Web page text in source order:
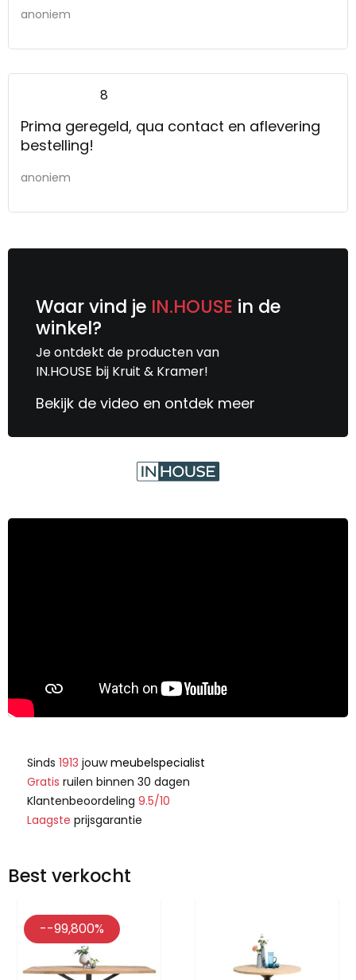
anoniem
8
Prima geregeld, qua contact en aflevering
bestelling!
anoniem
Waar vind je IN.HOUSE in de
winkel?
Je ontdekt de producten van
IN.HOUSE bij Kruit & Kramer!
Bekijk de video en ontdek meer
Sinds 1913 jouwmeubelspecialist
Gratis ruilen binnen 30 dagen
Klantenbeoordeling 9.5/10
Laagste prijsgarantie
Best verkocht
--99,800%